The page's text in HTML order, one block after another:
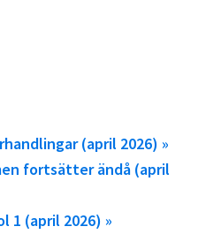
(april 2026) »
fortsätter ändå (april
1 (april 2026) »